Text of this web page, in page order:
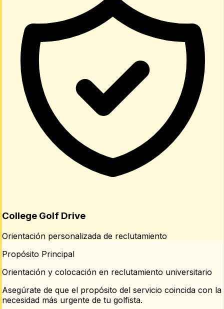
College Golf Drive
Orientación personalizada de reclutamiento
Propósito Principal
Orientación y colocación en reclutamiento universitario
Asegúrate de que el propósito del servicio coincida con la
necesidad más urgente de tu golfista.